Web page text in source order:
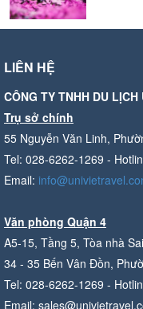
LIÊN HỆ
CÔNG TY TNHH DU LỊCH
Trụ sở chính
55 Nguyễn Văn Linh,
Tel: 028-6262-1269 -
Email:
Văn phòng Quận 4
A5-15, Tầng 5, Tòa nhà
34 - 35 Bến Vân Đồn,
Tel: 028-6262-1269 -
Email: